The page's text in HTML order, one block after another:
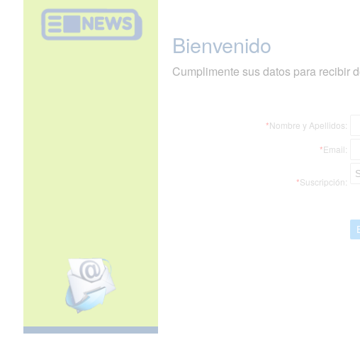
Bienvenido
Cumplimente sus datos para recibir
*Nombre y Apellidos:
*Email:
*Suscripción: